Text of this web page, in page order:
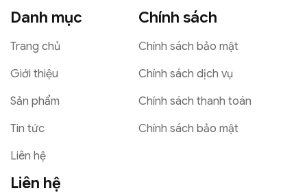
Danh mục
Trang chủ
Giới thiệu
Sản phẩm
Tin tức
Liên hệ
Chính sách
Chính sách bảo mật
Chính sách dịch vụ
Chính sách thanh toán
Chính sách bảo mật
Liên hệ